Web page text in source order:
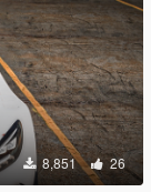
8,851 26